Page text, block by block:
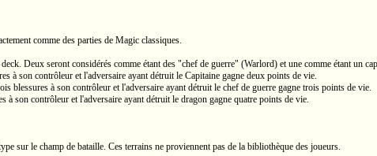
comme des parties de Magic classiques.
Deux seront considérés comme étant des "chef de guerre" (Warlord) et une comme étant un
à son contrôleur et l'adversaire ayant détruit le Capitaine gagne deux points de vie.
blessures à son contrôleur et l'adversaire ayant détruit le chef de guerre gagne trois points de vie.
son contrôleur et l'adversaire ayant détruit le dragon gagne quatre points de vie.
sur le champ de bataille. Ces terrains ne proviennent pas de la bibliothèque des joueurs.